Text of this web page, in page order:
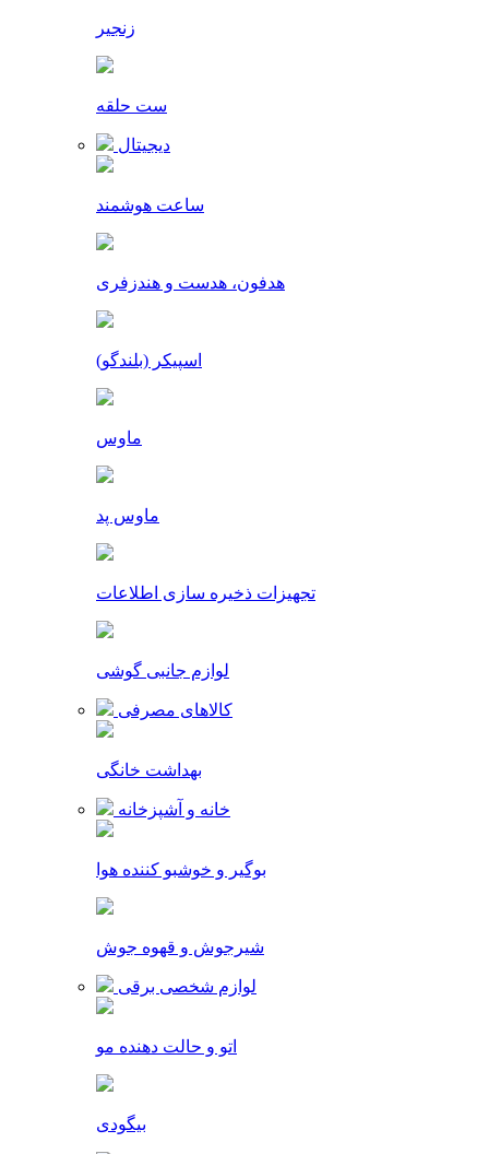
زنجیر
ست حلقه
دیجیتال
ساعت هوشمند
هدفون، هدست و هندزفری
اسپیکر (بلندگو)
ماوس
ماوس پد
تجهیزات ذخیره سازی اطلاعات
لوازم جانبی گوشی
کالاهای مصرفی
بهداشت خانگی
خانه و آشپزخانه
بوگیر و خوشبو کننده هوا
شیرجوش و قهوه جوش
لوازم شخصی برقی
اتو و حالت دهنده مو
بیگودی